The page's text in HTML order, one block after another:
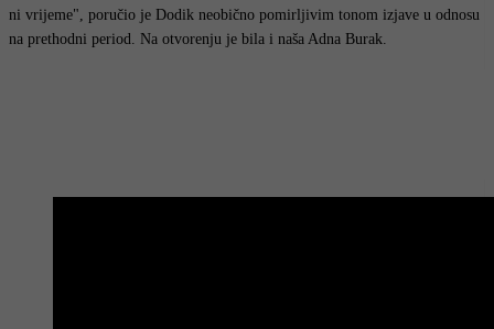
ni vrijeme", poručio je Dodik neobično pomirljivim tonom izjave u odnosu
na prethodni period. Na otvorenju je bila i naša Adna Burak.